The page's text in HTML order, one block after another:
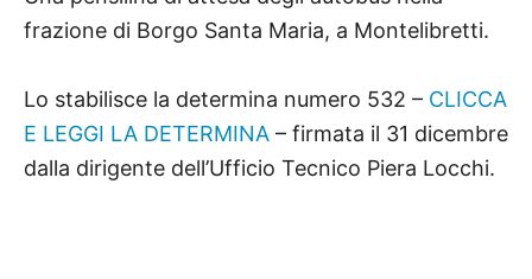
frazione di Borgo Santa Maria, a Montelibretti.
Lo stabilisce la determina numero 532 – CLICCA
E LEGGI LA DETERMINA – firmata il 31 dicembre
dalla dirigente dell’Ufficio Tecnico Piera Locchi.